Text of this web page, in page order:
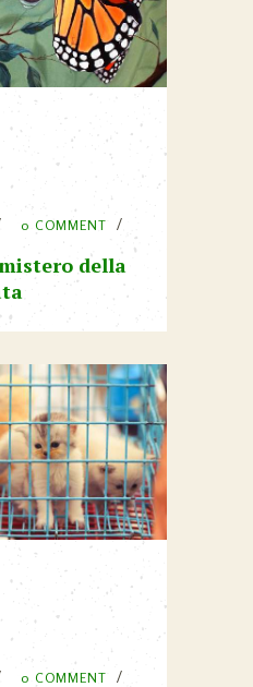
0 COMMENT
della
0 COMMENT